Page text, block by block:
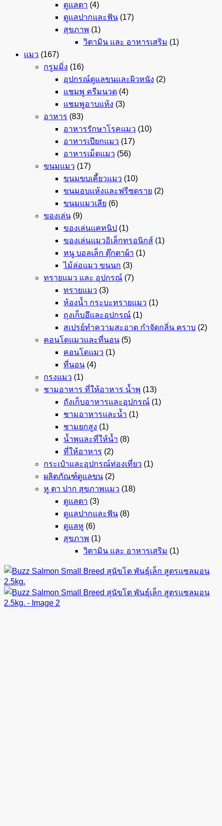
ดูแลตา (4)
ดูแลปากและฟัน (17)
สุขภาพ (1)
วิตามิน และ อาหารเสริม (1)
แมว (167)
กรูมมิ่ง (16)
อุปกรณ์ดูแลขนและผิวหนัง (2)
แชมพู ครีมนวด (4)
แชมพูอาบแห้ง (3)
อาหาร (83)
อาหารรักษาโรคแมว (10)
อาหารเปียกแมว (17)
อาหารเม็ดแมว (56)
ขนมแมว (17)
ขนมขบเคี้ยวแมว (10)
ขนมอบแห้งและฟรีซดราย (2)
ขนมแมวเลีย (6)
ของเล่น (9)
ของเล่นแคทนิป (1)
ของเล่นแมวอิเล็กทรอนิกส์ (1)
หนู บอลเล็ก ตุ๊กตาผ้า (1)
ไม้ล่อแมว ขนนก (3)
ทรายแมว และ อุปกรณ์ (7)
ทรายแมว (3)
ห้องน้ำ กระบะทรายแมว (1)
ถุงเก็บอึและอุปกรณ์ (1)
สเปรย์ทำความสะอาด กำจัดกลิ่น คราบ (2)
คอนโดแมวและที่นอน (5)
คอนโดแมว (1)
ที่นอน (4)
กรงแมว (1)
ชามอาหาร ที่ให้อาหาร น้ำพุ (13)
ถังเก็บอาหารและอุปกรณ์ (1)
ชามอาหารและน้ำ (1)
ชามยกสูง (1)
น้ำพุและที่ให้น้ำ (8)
ที่ให้อาหาร (2)
กระเป๋าและอุปกรณ์ท่องเที่ยว (1)
ผลิตภัณฑ์ดูแลขน (2)
หู ตา ปาก สุขภาพแมว (18)
ดูแลตา (3)
ดูแลปากและฟัน (8)
ดูแลหู (6)
สุขภาพ (1)
วิตามิน และ อาหารเสริม (1)